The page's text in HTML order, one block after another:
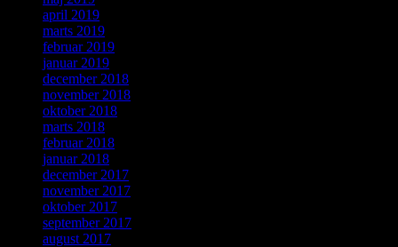
april 2019
marts 2019
februar 2019
januar 2019
december 2018
november 2018
oktober 2018
marts 2018
februar 2018
januar 2018
december 2017
november 2017
oktober 2017
september 2017
august 2017